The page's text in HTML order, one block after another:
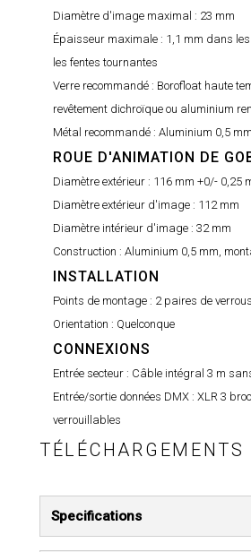
Diamètre d'image maximal : 23 mm
Épaisseur maximale : 1,1 mm dans
les fentes tournantes
Verre recommandé : Borofloat haute
revêtement dichroïque ou aluminium
Métal recommandé : Aluminium 0,5 mm
ROUE D'ANIMATION DE
Diamètre extérieur : 116 mm +0/- 0,25
Diamètre extérieur d'image : 112 mm
Diamètre intérieur d'image : 32 mm
Construction : Aluminium 0,5 mm,
INSTALLATION
Points de montage : 2 paires de
Orientation : Quelconque
CONNEXIONS
Entrée secteur : Câble intégral 3 m
Entrée/sortie données DMX : XLR 3
verrouillables
TÉLÉCHARGEMENTS
Specifications